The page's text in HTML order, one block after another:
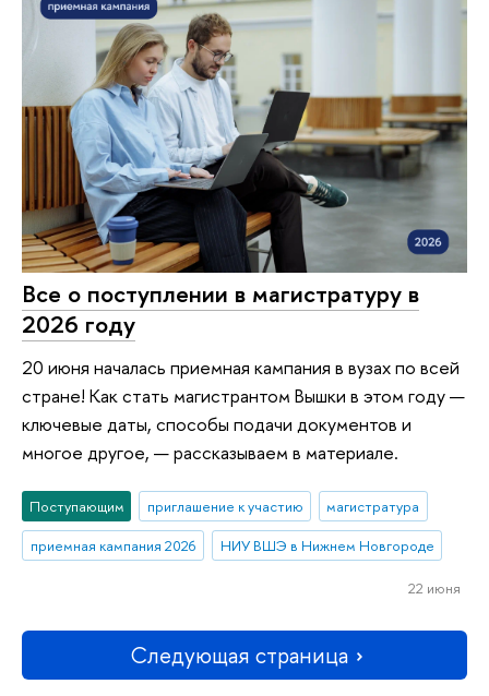
Все о поступлении в магистратуру в
2026 году
20 июня началась приемная кампания в вузах по всей
стране! Как стать магистрантом Вышки в этом году —
ключевые даты, способы подачи документов и
многое другое, — рассказываем в материале.
Поступающим приглашение к участию
магистратура
приемная кампания 2026
НИУ ВШЭ в Нижнем Новгороде
22 июня
Следующая страница